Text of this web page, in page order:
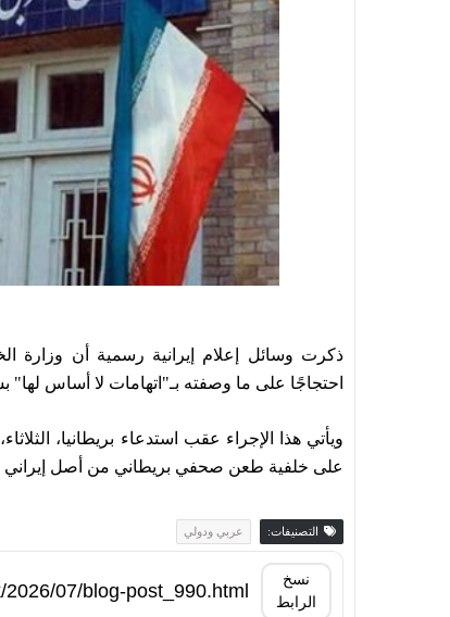
ذكرت وسائل إعلام إيرانية رسمية أن وزارة
احتجاجًا على ما وصفته بـ"اتهامات لا أساس
ويأتي هذا الإجراء عقب استدعاء بريطانيا،
على خلفية طعن صحفي بريطاني من أصل إيراني عام 2024،
التصنيفات: عربي ودولي
نسخ
الرابط